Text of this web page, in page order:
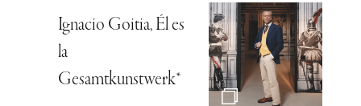
Ignacio Goitia, Él es
la
Gesamtkunstwerk*